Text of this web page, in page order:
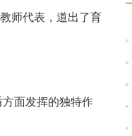
师代表，道出了育
面发挥的独特作